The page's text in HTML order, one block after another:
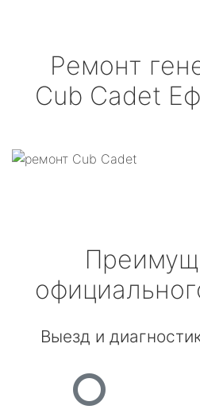
Ремонт
Cub Cadet
Выезд и